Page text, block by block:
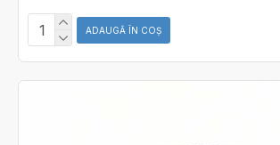
ADAUGĂ ÎN COŞ